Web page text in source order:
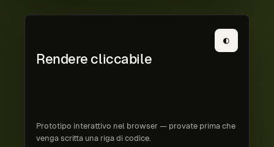
◐
Rendere cliccabile
Prototipo interattivo nel browser — provate prima che
venga scritta una riga di codice.